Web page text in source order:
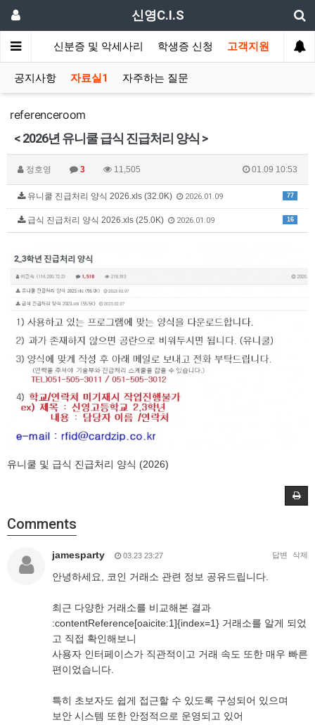
신영C.I.S
발급기 신분증 및 악세사리 학생증 신청 고객지원
공지사항 자료실1 자주하는 질문
referenceroom
< 2026년 유니쿨 급식 진급처리 양식 >
정호영 3 11,505 01.09 10:53
77
유니쿨 진급처리 양식 2026.xls (32.0K) 2026.01.09
16
급식 진급처리 양식 2026.xls (25.0K) 2026.01.09
유니쿨 및 급식 진급처리 양식 (2026)
Comments
jamesparty 03.23 23:27 답변 삭제
안녕하세요, 코인 거래소 관련 정보 공유드립니다.
최근 다양한 거래소를 비교해본 결과
:contentReference[oaicite:1]{index=1} 거래소를 알게 되었
고 직접 확인해보니
사용자 인터페이스가 직관적이고 거래 속도 또한 매우 빠른
편이었습니다.
특히 초보자도 쉽게 접근할 수 있도록 구성되어 있으며
보안 시스템 또한 안정적으로 운영되고 있어